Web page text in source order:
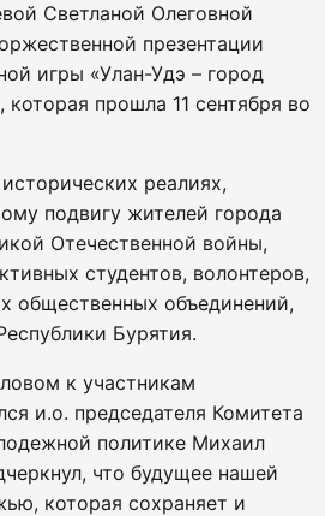
Светланой Олеговной
презентации
игры «Улан-Удэ – город
прошла 11 сентября во
реалиях,
подвигу жителей города
Отечественной войны,
студентов, волонтеров,
общественных объединений,
Бурятия.
к участникам
и.о. председателя Комитета
политике Михаил
что будущее нашей
которая сохраняет и